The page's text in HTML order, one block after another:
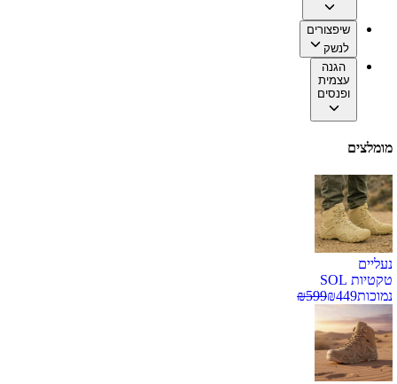
שיפצורים
לנשק
הגנה
עצמית
ופנסים
מומלצים
נעליים
טקטיות SOL
נמוכות
₪449
₪599